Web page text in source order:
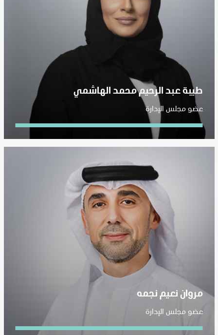
طيبة عبد الرحيم محمد الهاشمي
عضو مجلس الإدارة
مروان نعيم نجمه
عضو مجلس الإدارة